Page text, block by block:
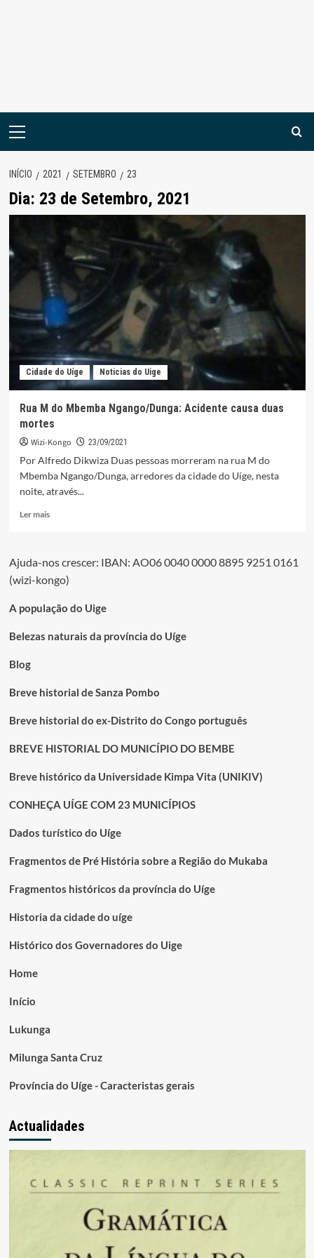
Menu
INÍCIO 2021 SETEMBRO 23
Dia: 23 de Setembro, 2021
Cidade do Uíge Noticias do Uige
Rua M do Mbemba Ngango/Dunga: Acidente causa duas
mortes
Wizi-Kongo 23/09/2021
Por Alfredo Dikwiza Duas pessoas morreram na rua M do
Mbemba Ngango/Dunga, arredores da cidade do Uíge, nesta
noite, através...
Ler maisLeia
M
do
Ngango/Dunga:
causa
Ajuda-nos crescer: IBAN: AO06 0040 0000 8895 9251 0161
(wizi-kongo)
A população do Uige
Belezas naturais da província do Uíge
Blog
Breve historial de Sanza Pombo
Breve historial do ex-Distrito do Congo português
BREVE HISTORIAL DO MUNICÍPIO DO BEMBE
Breve histórico da Universidade Kimpa Vita (UNIKIV)
CONHEÇA UÍGE COM 23 MUNICÍPIOS
Dados turístico do Uíge
Fragmentos de Pré História sobre a Região do Mukaba
Fragmentos históricos da província do Uíge
Historia da cidade do uíge
Histórico dos Governadores do Uige
Home
Início
Lukunga
Milunga Santa Cruz
Província do Uíge - Caracteristas gerais
Actualidades